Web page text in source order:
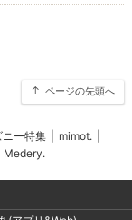
ページの先頭へ
ニー特集 mimot.
Medery.